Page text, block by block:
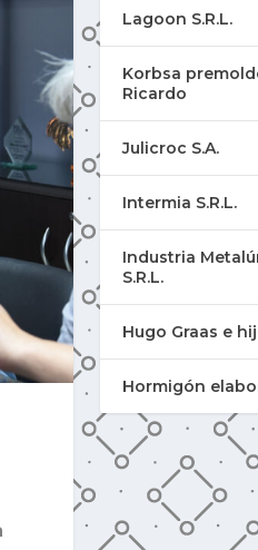
Lagoon S.R.L.
Korbsa
Ricardo
Julicroc S.A.
Intermia S.R.L.
Industria
S.R.L.
Hugo Graas e
Hormigón